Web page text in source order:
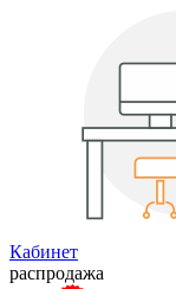
Кабинет
распродажа